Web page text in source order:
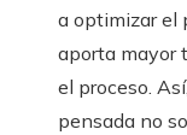
a optimizar el
aporta mayor
el proceso.
pensada no